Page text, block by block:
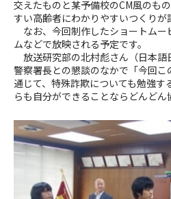
交えたものと某予備校のCM風のも
すい高齢者にわかりやすいつくりが
なお、今回制作したショートムー
ムなどで放映される予定です。
放送研究部の北村彪さん（日本語
警察署長との懇談のなかで「今回
通じて、特殊詐欺についても勉強
らも自分ができることならどんどん